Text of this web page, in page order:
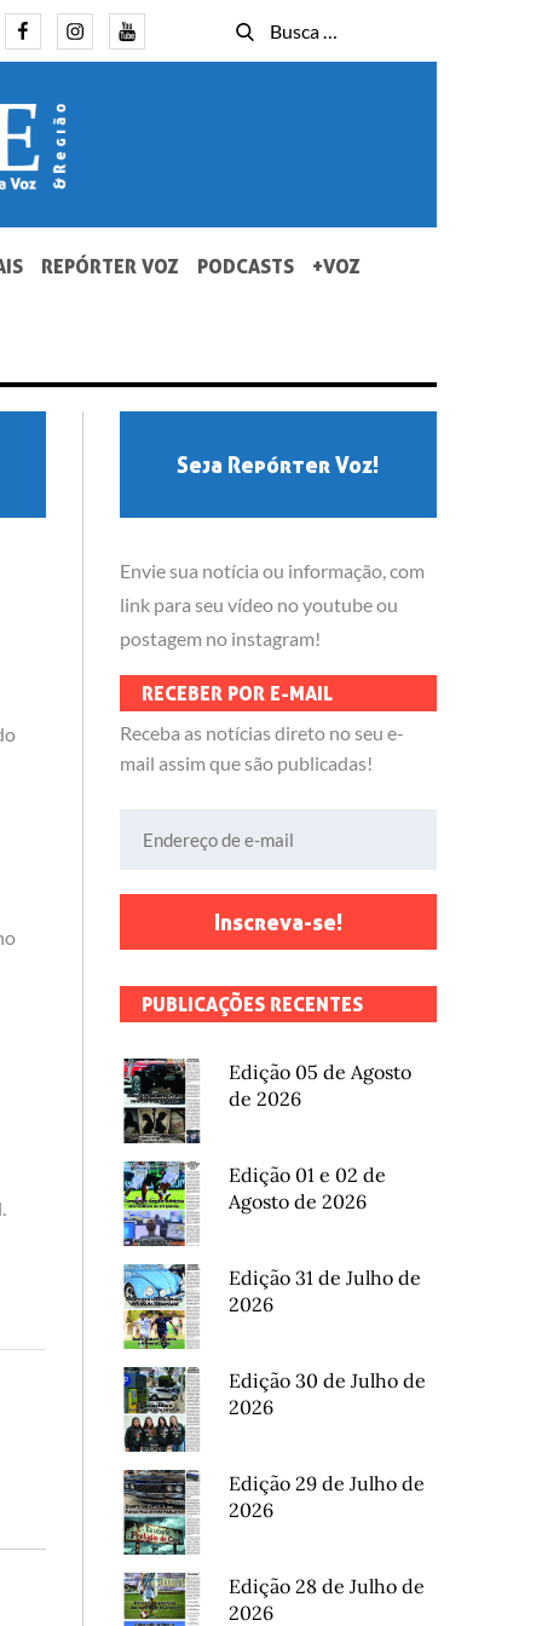
FacebookInstagramYoutube
Busca
for:
Busca
REPÓRTER VOZ PODCASTS +VOZ
Seja Repórter Voz!
Envie sua notícia ou informação, com
link para seu vídeo no youtube ou
postagem no instagram!
RECEBER POR E-MAIL
Receba as notícias direto no seu e-
mail assim que são publicadas!
Inscreva-se!
PUBLICAÇÕES RECENTES
Edição 05 de Agosto
de 2026
Edição 01 e 02 de
Agosto de 2026
Edição 31 de Julho de
2026
Edição 30 de Julho de
2026
Edição 29 de Julho de
2026
Edição 28 de Julho de
2026